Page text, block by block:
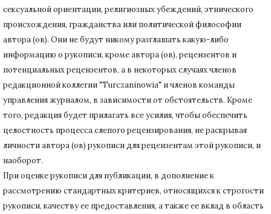
сексуальной ориентации, религиозных убеждений, этнического
происхождения, гражданства или политической философии
автора (ов). Они не будут никому разглашать какую-либо
информацию о рукописи, кроме автора (ов), рецензентов и
потенциальных рецензентов, а в некоторых случаях членов
редакционной коллегии "Turczaninowia" и членов команды
управления журналом, в зависимости от обстоятельств. Кроме
того, редакция будет прилагать все усилия, чтобы обеспечить
целостность процесса слепого рецензирования, не раскрывая
личности автора (ов) рукописи для рецензентам этой рукописи, и
наоборот.
При оценке рукописи для публикации, в дополнение к
рассмотрению стандартных критериев, относящихся к строгости
рукописи, качеству ее предоставления, а также ее вклад в область